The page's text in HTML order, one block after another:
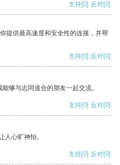
支持[0] 反对[0]
提供最高速度和安全性的连接，并帮
支持[0] 反对[0]
够与志同道合的朋友一起交流。
支持[0] 反对[0]
人心旷神怡。
支持[0] 反对[0]